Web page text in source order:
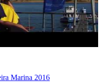
Marina 2016